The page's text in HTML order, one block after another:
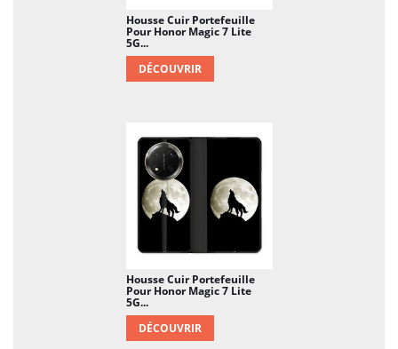
Housse Cuir Portefeuille
Pour Honor Magic 7 Lite
5G...
DÉCOUVRIR
Housse Cuir Portefeuille
Pour Honor Magic 7 Lite
5G...
DÉCOUVRIR